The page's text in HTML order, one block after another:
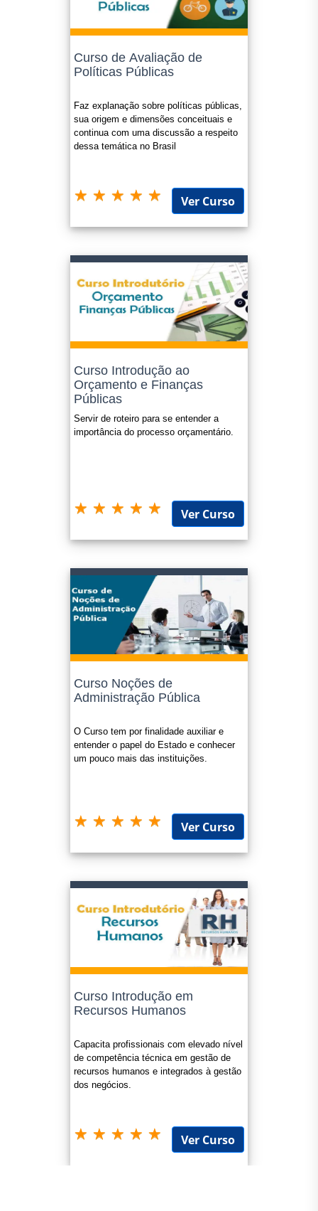
Curso de Avaliação de
Políticas Públicas
Faz explanação sobre políticas públicas,
sua origem e dimensões conceituais e
continua com uma discussão a respeito
dessa temática no Brasil
Ver Curso
Curso Introdução ao
Orçamento e Finanças
Públicas
Servir de roteiro para se entender a
importância do processo orçamentário.
Ver Curso
Curso Noções de
Administração Pública
O Curso tem por finalidade auxiliar e
entender o papel do Estado e conhecer
um pouco mais das instituições.
Ver Curso
Curso Introdução em
Recursos Humanos
Capacita profissionais com elevado nível
de competência técnica em gestão de
recursos humanos e integrados à gestão
dos negócios.
Ver Curso